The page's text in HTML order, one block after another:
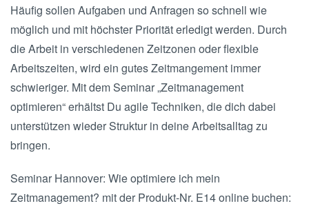
Häufig sollen Aufgaben und Anfragen so schnell wie
möglich und mit höchster Priorität erledigt werden. Durch
die Arbeit in verschiedenen Zeitzonen oder flexible
Arbeitszeiten, wird ein gutes Zeitmangement immer
schwieriger. Mit dem Seminar „Zeitmanagement
optimieren“ erhältst Du agile Techniken, die dich dabei
unterstützen wieder Struktur in deine Arbeitsalltag zu
bringen.
Seminar Hannover: Wie optimiere ich mein
Zeitmanagement? mit der Produkt-Nr. E14 online buchen: